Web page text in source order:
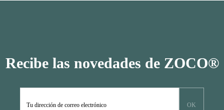
Recibe las novedades de ZOCO®